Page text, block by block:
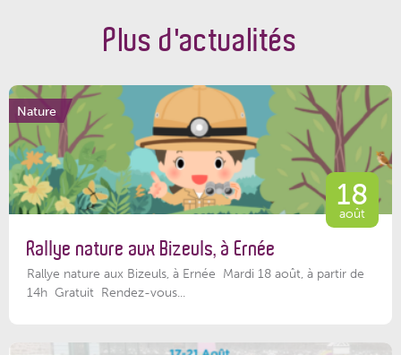
Plus d'actualités
Nature
18
août
Rallye nature aux Bizeuls, à Ernée
Rallye nature aux Bizeuls, à Ernée Mardi 18 août, à partir de
14h Gratuit Rendez-vous...